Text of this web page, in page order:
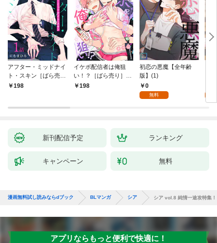
アフター・ミッドナイ
ト・スキン［ばら売
り］ 第1話
198
イケボ配信者は俺狙
い！？［ばら売り］
第1話
198
初恋の悪魔【全年齢
版】(1)
0
無料
新刊配信予定 ランキング
キャンペーン 無料
漫画無料試し読みならdブック BLマンガ シア シア vol.8 純情一途攻特集！
アプリならもっと便利で快適に！